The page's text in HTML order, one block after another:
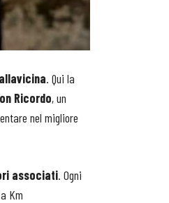
. Qui la
Ricordo, un
nel migliore
associati. Ogni
Km